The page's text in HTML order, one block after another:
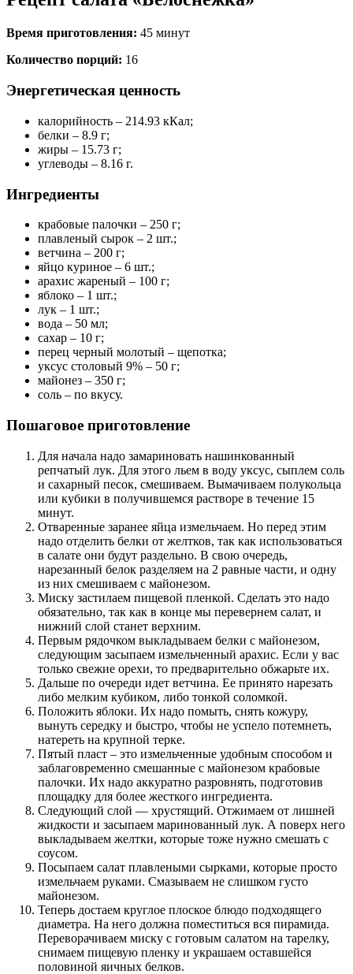
Время приготовления: 45 минут
Количество порций: 16
Энергетическая ценность
калорийность – 214.93 кКал;
белки – 8.9 г;
жиры – 15.73 г;
углеводы – 8.16 г.
Ингредиенты
крабовые палочки – 250 г;
плавленый сырок – 2 шт.;
ветчина – 200 г;
яйцо куриное – 6 шт.;
арахис жареный – 100 г;
яблоко – 1 шт.;
лук – 1 шт.;
вода – 50 мл;
сахар – 10 г;
перец черный молотый – щепотка;
уксус столовый 9% – 50 г;
майонез – 350 г;
соль – по вкусу.
Пошаговое приготовление
Для начала надо замариновать нашинкованный
репчатый лук. Для этого льем в воду уксус, сыплем соль
и сахарный песок, смешиваем. Вымачиваем полукольца
или кубики в получившемся растворе в течение 15
минут.
Отваренные заранее яйца измельчаем. Но перед этим
надо отделить белки от желтков, так как использоваться
в салате они будут раздельно. В свою очередь,
нарезанный белок разделяем на 2 равные части, и одну
из них смешиваем с майонезом.
Миску застилаем пищевой пленкой. Сделать это надо
обязательно, так как в конце мы перевернем салат, и
нижний слой станет верхним.
Первым рядочком выкладываем белки с майонезом,
следующим засыпаем измельченный арахис. Если у вас
только свежие орехи, то предварительно обжарьте их.
Дальше по очереди идет ветчина. Ее принято нарезать
либо мелким кубиком, либо тонкой соломкой.
Положить яблоки. Их надо помыть, снять кожуру,
вынуть середку и быстро, чтобы не успело потемнеть,
натереть на крупной терке.
Пятый пласт – это измельченные удобным способом и
заблаговременно смешанные с майонезом крабовые
палочки. Их надо аккуратно разровнять, подготовив
площадку для более жесткого ингредиента.
Следующий слой — хрустящий. Отжимаем от лишней
жидкости и засыпаем маринованный лук. А поверх него
выкладываем желтки, которые тоже нужно смешать с
соусом.
Посыпаем салат плавлеными сырками, которые просто
измельчаем руками. Смазываем не слишком густо
майонезом.
Теперь достаем круглое плоское блюдо подходящего
диаметра. На него должна поместиться вся пирамида.
Переворачиваем миску с готовым салатом на тарелку,
снимаем пищевую пленку и украшаем оставшейся
половиной яичных белков.